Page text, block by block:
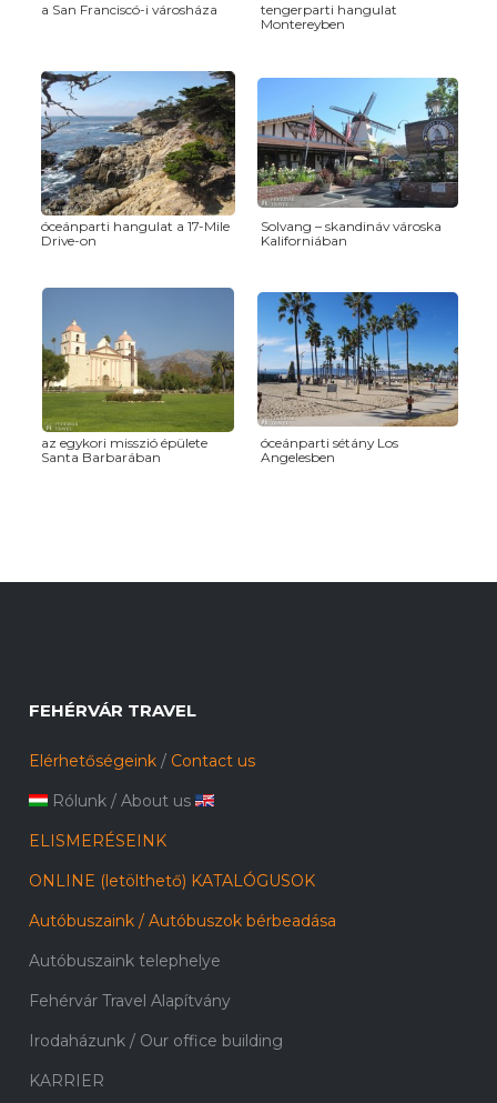
a San Franciscó-i városháza
tengerparti hangulat
Montereyben
óceánparti hangulat a 17-Mile
Drive-on
Solvang – skandináv városka
Kaliforniában
az egykori misszió épülete
Santa Barbarában
óceánparti sétány Los
Angelesben
FEHÉRVÁR TRAVEL
Elérhetőségeink / Contact us
Rólunk /About us
ELISMERÉSEINK
ONLINE (letölthető) KATALÓGUSOK
Autóbuszaink / Autóbuszok bérbeadása
Autóbuszaink telephelye
Fehérvár Travel Alapítvány
Irodaházunk / Our office building
KARRIER